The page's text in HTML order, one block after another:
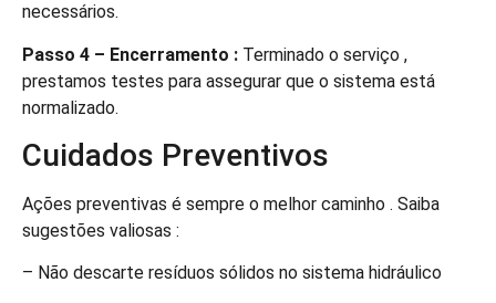
necessários.
Passo 4 – Encerramento : Terminado o serviço ,
prestamos testes para assegurar que o sistema está
normalizado.
Cuidados Preventivos
Ações preventivas é sempre o melhor caminho . Saiba
sugestões valiosas :
– Não descarte resíduos sólidos no sistema hidráulico